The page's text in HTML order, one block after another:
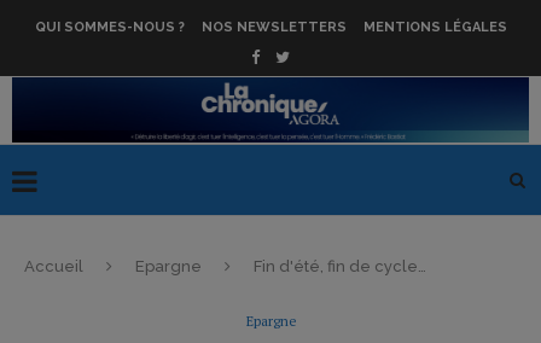
QUI SOMMES-NOUS ? NOS NEWSLETTERS MENTIONS LÉGALES
Accueil Epargne Fin d'été, fin de cycle…
Epargne